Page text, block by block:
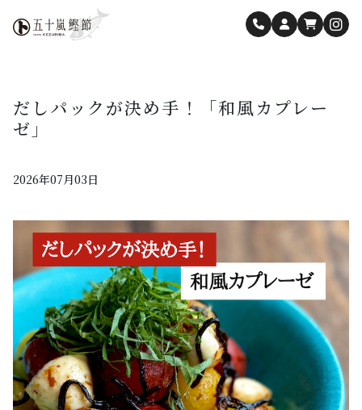
だしパックが決め手！「和風カプレー
ゼ」
2026年07月03日